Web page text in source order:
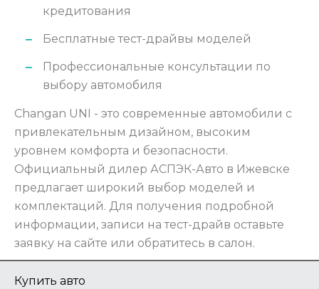
кредитования
Бесплатные тест-драйвы моделей
Профессиональные консультации по
выбору автомобиля
Changan UNI - это современные автомобили с
привлекательным дизайном, высоким
уровнем комфорта и безопасности.
Официальный дилер АСПЭК-Авто в Ижевске
предлагает широкий выбор моделей и
комплектаций. Для получения подробной
информации, записи на тест-драйв оставьте
заявку на сайте или обратитесь в салон.
Купить авто